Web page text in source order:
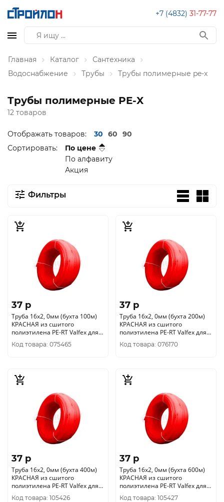
+7 (4832) 31-77-77
Главная Каталог
Сантехника
Водоснабжение
Трубы Трубы полимерные pe-x
Трубы полимерные PE-X
12 товаров
Отображать товаров: 30 60
90
Сортировать:
По цене
По алфавиту
Акция
Фильтры
37 p
Труба 16х2, 0мм (бухта 100м)
КРАСНАЯ из сшитого
полиэтилена PE-RT Valfex для
тёплых полов
Код товара: 075465
37 p
Труба 16х2, 0мм (бухта 200м)
КРАСНАЯ из сшитого
полиэтилена PE-RT Valfex для
тёплых полов
Код товара: 076170
37 p
Труба 16х2, 0мм (бухта 400м)
КРАСНАЯ из сшитого
полиэтилена PE-RT Valfex для
тёплых полов
Код товара: 105426
37 p
Труба 16х2, 0мм (бухта 600м)
КРАСНАЯ из сшитого
полиэтилена PE-RT Valfex для
тёплых полов
Код товара: 105427